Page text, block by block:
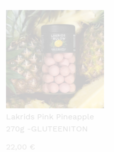
500,00
KATSO PIKANÄKYMÄ
Lakrids Pink Pineapple
270g -GLUTEENITON
22,00 €